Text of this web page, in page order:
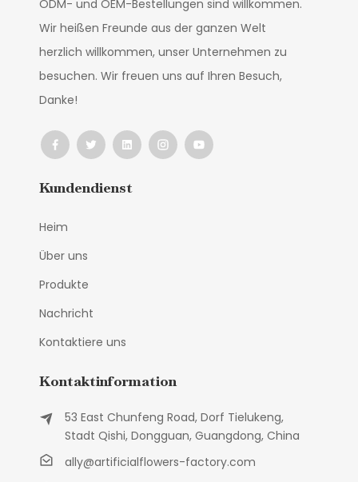
ODM- und OEM-Bestellungen sind willkommen.
Wir heißen Freunde aus der ganzen Welt
herzlich willkommen, unser Unternehmen zu
besuchen. Wir freuen uns auf Ihren Besuch,
Danke!
Kundendienst
Heim
Über uns
Produkte
Nachricht
Kontaktiere uns
Kontaktinformation
53 East Chunfeng Road, Dorf Tielukeng,
Stadt Qishi, Dongguan, Guangdong, China
ally@artificialflowers-factory.com